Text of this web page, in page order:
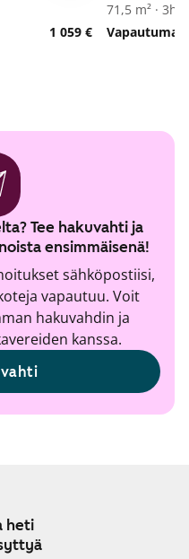
1 059 €
71,5 m² ·
Tee hakuvahti ja
ensimmäisenä!
sähköpostiisi,
vapautuu. Voit
hakuvahdin ja
kanssa.
heti